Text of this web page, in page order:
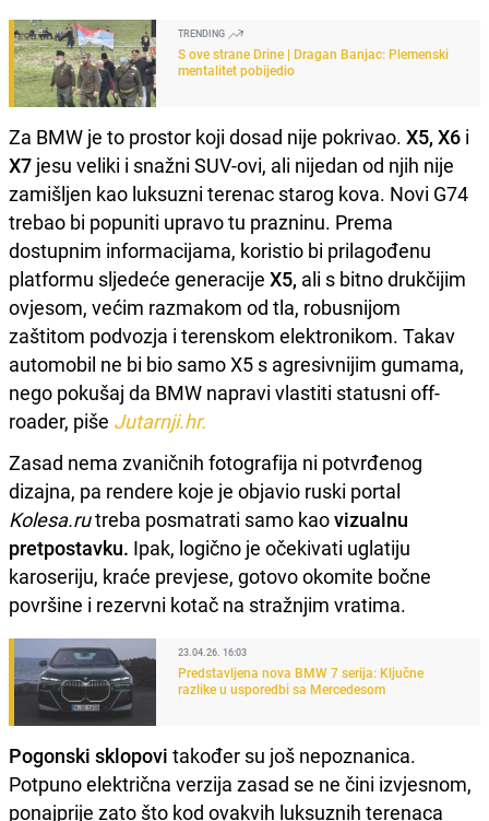
TRENDING
S ove strane Drine | Dragan Banjac: Plemenski
mentalitet pobijedio
Za BMW je to prostor koji dosad nije pokrivao. X5, X6 i
X7 jesu veliki i snažni SUV-ovi, ali nijedan od njih nije
zamišljen kao luksuzni terenac starog kova. Novi G74
trebao bi popuniti upravo tu prazninu. Prema
dostupnim informacijama, koristio bi prilagođenu
platformu sljedeće generacije X5, ali s bitno drukčijim
ovjesom, većim razmakom od tla, robusnijom
zaštitom podvozja i terenskom elektronikom. Takav
automobil ne bi bio samo X5 s agresivnijim gumama,
nego pokušaj da BMW napravi vlastiti statusni off-
roader, piše Jutarnji.hr.
Zasad nema zvaničnih fotografija ni potvrđenog
dizajna, pa rendere koje je objavio ruski portal
Kolesa.rutreba posmatrati samo kaovizualnu
pretpostavku. Ipak, logično je očekivati uglatiju
karoseriju, kraće prevjese, gotovo okomite bočne
površine i rezervni kotač na stražnjim vratima.
23.04.26. 16:03
Predstavljena nova BMW 7 serija: Ključne
razlike u usporedbi sa Mercedesom
Pogonski sklopovi također su još nepoznanica.
Potpuno električna verzija zasad se ne čini izvjesnom,
ponajprije zato što kod ovakvih luksuznih terenaca